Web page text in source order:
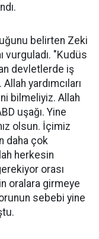
belirten Zeki
vurguladı. "Kudüs
devletlerde iş
yardımcıları
bilmeliyiz. Allah
uşağı. Yine
olsun. İçimiz
daha çok
herkesin
orası
oralara girmeye
sebebi yine